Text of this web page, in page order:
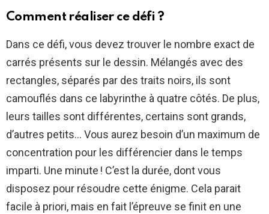
Comment réaliser ce défi ?
Dans ce défi, vous devez trouver le nombre exact de
carrés présents sur le dessin. Mélangés avec des
rectangles, séparés par des traits noirs, ils sont
camouflés dans ce labyrinthe à quatre côtés. De plus,
leurs tailles sont différentes, certains sont grands,
d’autres petits… Vous aurez besoin d’un maximum de
concentration pour les différencier dans le temps
imparti. Une minute ! C’est la durée, dont vous
disposez pour résoudre cette énigme. Cela parait
facile à priori, mais en fait l’épreuve se finit en une